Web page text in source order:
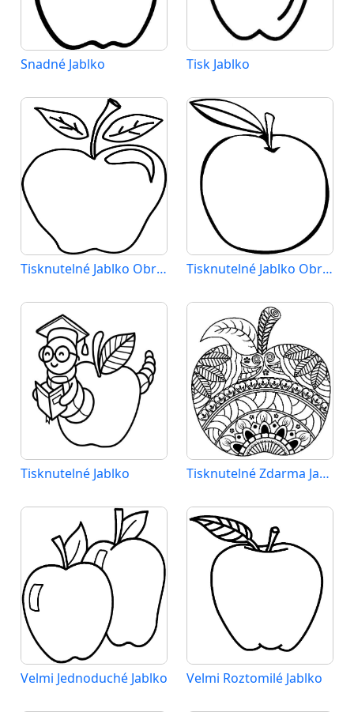
Snadné Jablko Tisk Jablko
Tisknutelné Jablko Obrázek pro Děti Tisknutelné Jablko Obrázek
Tisknutelné Jablko Tisknutelné Zdarma Jablko
Velmi Jednoduché Jablko Velmi Roztomilé Jablko